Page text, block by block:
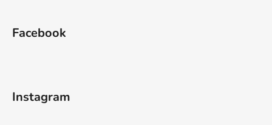
Facebook
Instagram